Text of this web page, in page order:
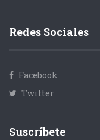
Redes Sociales
Facebook
Twitter
Suscríbete